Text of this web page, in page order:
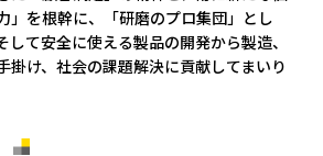
」を根幹に、「研磨のプロ集団」とし
して安全に使える製品の開発から製造、
掛け、社会の課題解決に貢献してまいり